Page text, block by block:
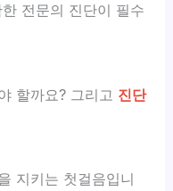
전문의 진단이 필수
할까요? 그리고 진단
지키는 첫걸음입니